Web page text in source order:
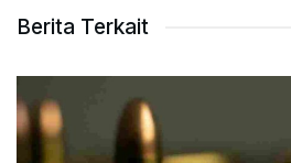
Berita Terkait